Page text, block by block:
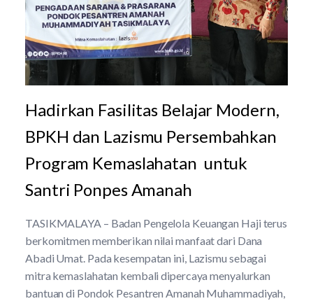
Hadirkan Fasilitas Belajar Modern,
BPKH dan Lazismu Persembahkan
Program Kemaslahatan untuk
Santri Ponpes Amanah
TASIKMALAYA – Badan Pengelola Keuangan Haji terus
berkomitmen memberikan nilai manfaat dari Dana
Abadi Umat. Pada kesempatan ini, Lazismu sebagai
mitra kemaslahatan kembali dipercaya menyalurkan
bantuan di Pondok Pesantren Amanah Muhammadiyah,